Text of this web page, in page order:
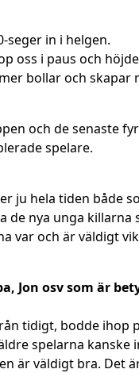
seger in i helgen.
oss i paus och
bollar och skapar
och de senaste
spelare.
ju hela tiden både
de nya unga killarna
var och är väldigt
Jon osv som är
tidigt, bodde ihop
spelarna kanske
är väldigt bra. Det